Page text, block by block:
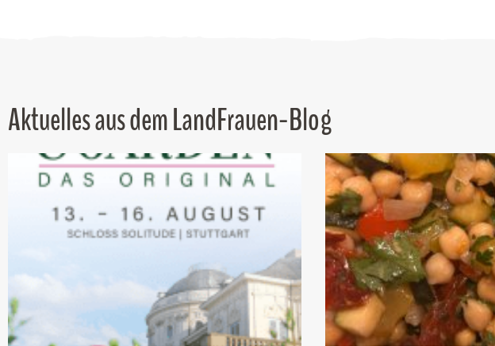
Aktuelles aus dem LandFrauen-Blog